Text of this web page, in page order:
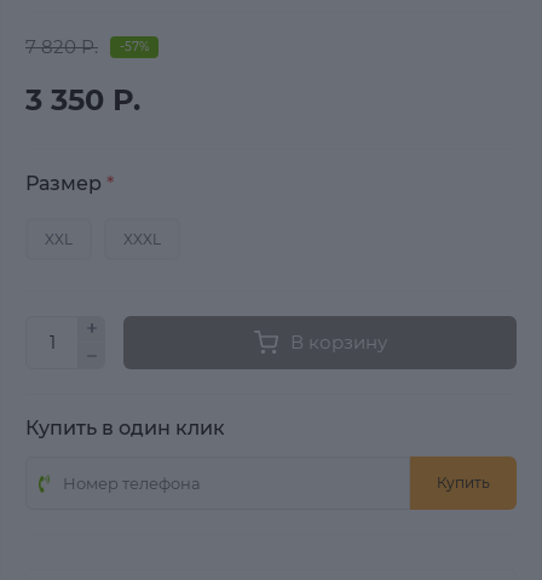
7 820 Р. -57%
3 350 Р.
Размер *
XXL XXXL
В корзину
Купить в один клик
Купить